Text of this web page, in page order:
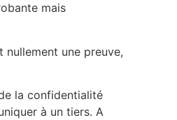
mais
une preuve,
la confidentialité
à un tiers. A